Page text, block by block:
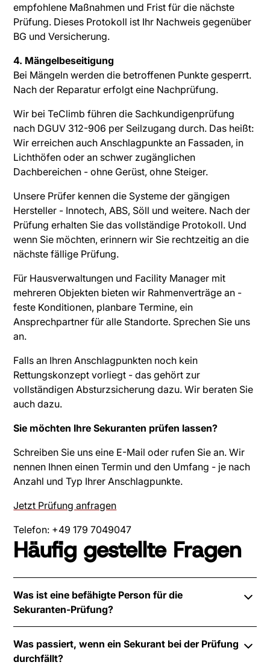
empfohlene Maßnahmen und Frist für die nächste
Prüfung. Dieses Protokoll ist Ihr Nachweis gegenüber
BG und Versicherung.
4. Mängelbeseitigung
Bei Mängeln werden die betroffenen Punkte gesperrt.
Nach der Reparatur erfolgt eine Nachprüfung.
Wir bei TeClimb führen die Sachkundigenprüfung
nach DGUV 312-906 per Seilzugang durch. Das heißt:
Wir erreichen auch Anschlagpunkte an Fassaden, in
Lichthöfen oder an schwer zugänglichen
Dachbereichen - ohne Gerüst, ohne Steiger.
Unsere Prüfer kennen die Systeme der gängigen
Hersteller - Innotech, ABS, Söll und weitere. Nach der
Prüfung erhalten Sie das vollständige Protokoll. Und
wenn Sie möchten, erinnern wir Sie rechtzeitig an die
nächste fällige Prüfung.
Für Hausverwaltungen und Facility Manager mit
mehreren Objekten bieten wir Rahmenverträge an -
feste Konditionen, planbare Termine, ein
Ansprechpartner für alle Standorte. Sprechen Sie uns
an.
Falls an Ihren Anschlagpunkten noch kein
Rettungskonzept vorliegt - das gehört zur
vollständigen Absturzsicherung dazu. Wir beraten Sie
auch dazu.
Sie möchten Ihre Sekuranten prüfen lassen?
Schreiben Sie uns eine E-Mail oder rufen Sie an. Wir
nennen Ihnen einen Termin und den Umfang - je nach
Anzahl und Typ Ihrer Anschlagpunkte.
Jetzt Prüfung anfragen
Telefon: +49 179 7049047
Häufig gestellte Fragen
Was ist eine befähigte Person für die
Sekuranten-Prüfung?
eine Sachkundeschulung für Anschlageinrichtungen
Was passiert, wenn ein Sekurant bei der Prüfung
durchfällt?